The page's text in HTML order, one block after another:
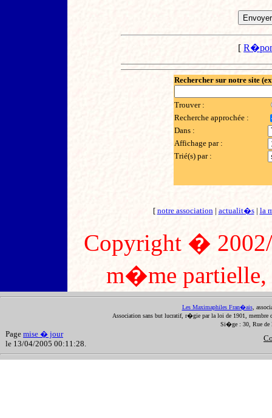
[
Rechercher sur notre site
Trouver :
Recherche approchée :
Dans :
Affichage par :
Trié(s) par :
[ notre association| actualit�s| la
Copyright �
m�me partielle,
Les Maximaphiles Fran�ais,
Association sans but lucratif, r�gie par la loi de 1901, membre
Si�ge : 30, Rue de
Page mise � jour
le 13/04/2005 00:11:28.